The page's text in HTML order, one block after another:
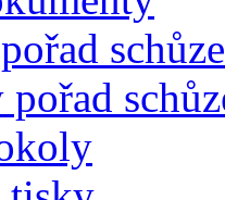
schůze
pořad